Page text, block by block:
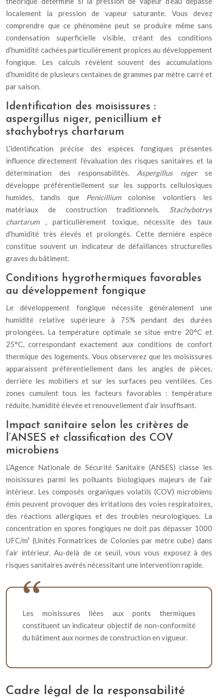
localement la pression de vapeur saturante. Vous devez
comprendre que ce phénomène peut se produire même sans
condensation superficielle visible, créant des conditions
d’humidité cachées particulièrement propices au développement
fongique. Les calculs révèlent souvent des accumulations
d’humidité de plusieurs centaines de grammes par mètre carré et
par saison.
Identification des moisissures :
aspergillus niger, penicillium et
stachybotrys chartarum
L’identification précise des espèces fongiques présentes
influence directement l’évaluation des risques sanitaires et la
détermination des responsabilités. Aspergillus nigerse
développe préférentiellement sur les supports cellulosiques
humides, tandis que Penicilliumcolonise volontiers les
matériaux de construction traditionnels. Stachybotrys
chartarum , particulièrement toxique, nécessite des taux
d’humidité très élevés et prolongés. Cette dernière espèce
constitue souvent un indicateur de défaillances structurelles
graves du bâtiment.
Conditions hygrothermiques favorables
au développement fongique
Le développement fongique nécessite généralement une
humidité relative supérieure à 75% pendant des durées
prolongées. La température optimale se situe entre 20°C et
25°C, correspondant exactement aux conditions de confort
thermique des logements. Vous observerez que les moisissures
apparaissent préférentiellement dans les angles de pièces,
derrière les mobiliers et sur les surfaces peu ventilées. Ces
zones cumulent tous les facteurs favorables : température
réduite, humidité élevée et renouvellement d’air insuffisant.
Impact sanitaire selon les critères de
l’ANSES et classification des COV
microbiens
L’Agence Nationale de Sécurité Sanitaire (ANSES) classe les
moisissures parmi les polluants biologiques majeurs de l’air
intérieur. Les composés organiques volatils (COV) microbiens
émis peuvent provoquer des irritations des voies respiratoires,
des réactions allergiques et des troubles neurologiques. La
concentration en spores fongiques ne doit pas dépasser 1000
UFC/m³ (Unités Formatrices de Colonies par mètre cube) dans
l’air intérieur. Au-delà de ce seuil, vous vous exposez à des
risques sanitaires avérés nécessitant une intervention rapide.
Les moisissures liées aux ponts thermiques
constituent un indicateur objectif de non-conformité
du bâtiment aux normes de construction en vigueur.
Cadre légal de la responsabilité